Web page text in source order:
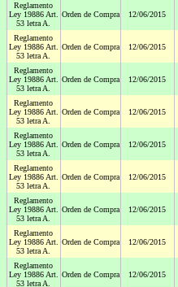
Reglamento
Ley 19886 Art.
53 letra A.
Orden de Compra 12/06/2015
Reglamento
Ley 19886 Art.
53 letra A.
Orden de Compra 12/06/2015
Reglamento
Ley 19886 Art.
53 letra A.
Orden de Compra 12/06/2015
Reglamento
Ley 19886 Art.
53 letra A.
Orden de Compra 12/06/2015
Reglamento
Ley 19886 Art.
53 letra A.
Orden de Compra 12/06/2015
Reglamento
Ley 19886 Art.
53 letra A.
Orden de Compra 12/06/2015
Reglamento
Ley 19886 Art.
53 letra A.
Orden de Compra 12/06/2015
Reglamento
Ley 19886 Art.
53 letra A.
Orden de Compra 12/06/2015
Reglamento
Ley 19886 Art.
53 letra A.
Orden de Compra 12/06/2015